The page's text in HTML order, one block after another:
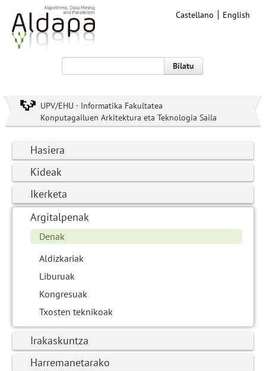
Castellano English
Bilatu
UPV/EHU · Informatika Fakultatea
Konputagailuen Arkitektura eta Teknologia Saila
Hasiera
Kideak
Ikerketa
Argitalpenak
Denak
Aldizkariak
Liburuak
Kongresuak
Txosten teknikoak
Irakaskuntza
Harremanetarako